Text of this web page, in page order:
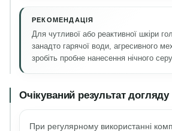
РЕКОМЕНДАЦІЯ
Для чутливої або реактивної шкіри
занадто гарячої води, агресивного
зробіть пробне нанесення нічного
Очікуваний результат догляду
При регулярному використанні